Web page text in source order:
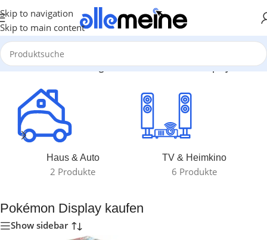
Skip to navigation
Skip to main content
/Produkte verschlagwortet mit „Pokémon Display kaufen“
Haus & Auto
2 Produkte
TV & Heimkino
6 Produkte
Pokémon Display kaufen
Show sidebar